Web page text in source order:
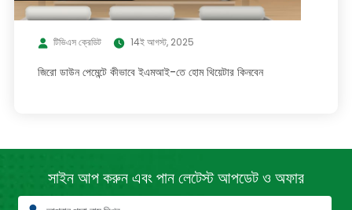
টিভিএস ক্রেডিট 14ই আগস্ট, 2025
জিরো ডাউন পেমেন্টে কীভাবে ইএমআই-তে হোম থিয়েটার কিনবেন
সাইন আপ করুন এবং পান লেটেস্টআপডেট ও অফার